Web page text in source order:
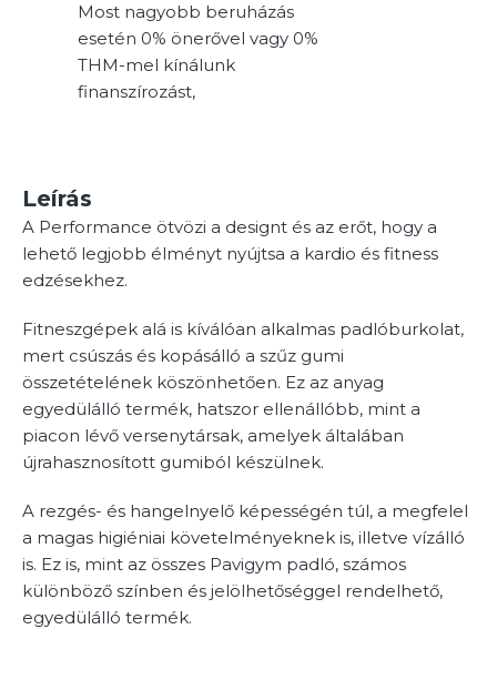
Most nagyobb beruházás
esetén 0% önerővel vagy 0%
THM-mel kínálunk
finanszírozást,
Leírás
A Performance ötvözi a designt és az erőt, hogy a
lehető legjobb élményt nyújtsa a kardio és fitness
edzésekhez.
Fitneszgépek alá is kíválóan alkalmas padlóburkolat,
mert csúszás és kopásálló a szűz gumi
összetételének köszönhetően. Ez az anyag
egyedülálló termék, hatszor ellenállóbb, mint a
piacon lévő versenytársak, amelyek általában
újrahasznosított gumiból készülnek.
A rezgés- és hangelnyelő képességén túl, a megfelel
a magas higiéniai követelményeknek is, illetve vízálló
is. Ez is, mint az összes Pavigym padló, számos
különböző színben és jelölhetőséggel rendelhető,
egyedülálló termék.